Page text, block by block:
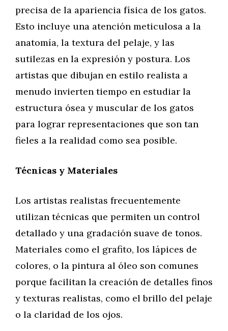
precisa de la apariencia física de los gatos.
Esto incluye una atención meticulosa a la
anatomía, la textura del pelaje, y las
sutilezas en la expresión y postura. Los
artistas que dibujan en estilo realista a
menudo invierten tiempo en estudiar la
estructura ósea y muscular de los gatos
para lograr representaciones que son tan
fieles a la realidad como sea posible.
Técnicas y Materiales
Los artistas realistas frecuentemente
utilizan técnicas que permiten un control
detallado y una gradación suave de tonos.
Materiales como el grafito, los lápices de
colores, o la pintura al óleo son comunes
porque facilitan la creación de detalles finos
y texturas realistas, como el brillo del pelaje
o la claridad de los ojos.